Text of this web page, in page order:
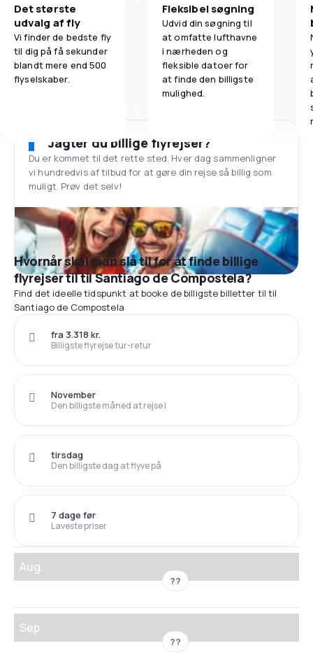
Det største
udvalg af fly
Vi finder de bedste fly
til dig på få sekunder
blandt mere end 500
flyselskaber.
Fleksibel søgning
Udvid din søgning til
at omfatte lufthavne
i nærheden og
fleksible datoer for
at finde den billigste
mulighed.
Jagter du billige flyrejser?
Du er kommet til det rette sted. Hver dag sammenligner
vi hundredvis af tilbud for at gøre din rejse så billig som
muligt. Prøv det selv!
Hvornår skal man slå til for at finde billige
flyrejser til til Santiago de Compostela?
Find det ideelle tidspunkt at booke de billigste billetter til til
Santiago de Compostela
Billigste flyrejse tur-retur
fra 3.318 kr.
Den billigste måned at rejse i
November
Den billigste dag at flyve på
tirsdag
Laveste priser
7 dage før
Aug.
??
Sep.
??